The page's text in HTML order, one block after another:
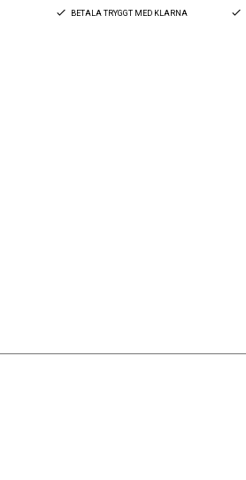
BETALA TRYGGT MED KLARNA